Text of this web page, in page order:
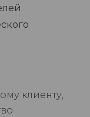
клиенту,